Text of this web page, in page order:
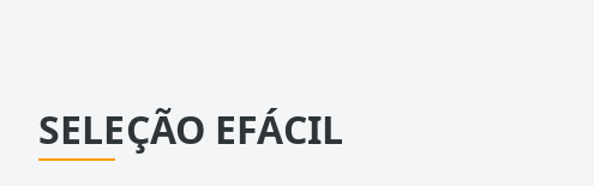
SELEÇÃO EFÁCIL